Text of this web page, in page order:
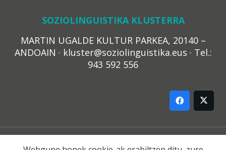
SOZIOLINGUISTIKA KLUSTERRA
MARTIN UGALDE KULTUR PARKEA, 20140 –
ANDOAIN · kluster@soziolinguistika.eus · Tel.:
943 592 556